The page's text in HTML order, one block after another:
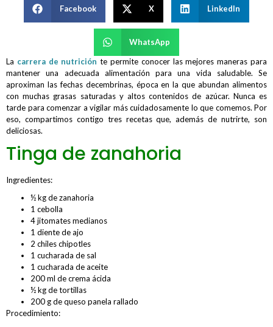
Facebook X LinkedIn
WhatsApp
La carrera de nutrición te permite conocer las mejores maneras para
mantener una adecuada alimentación para una vida saludable. Se
aproximan las fechas decembrinas, época en la que abundan alimentos
con muchas grasas saturadas y altos contenidos de azúcar. Nunca es
tarde para comenzar a vigilar más cuidadosamente lo que comemos. Por
eso, compartimos contigo tres recetas que, además de nutrirte, son
deliciosas.
Tinga de zanahoria
Ingredientes:
½ kg de zanahoria
1 cebolla
4 jitomates medianos
1 diente de ajo
2 chiles chipotles
1 cucharada de sal
1 cucharada de aceite
200 ml de crema ácida
½ kg de tortillas
200 g de queso panela rallado
Procedimiento: